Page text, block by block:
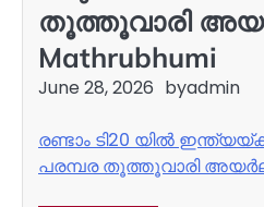
തൂത്തൂവാരി
Mathrubhumi
June 28, 2026 byadmin
രണ്ടാം ടി20 യിൽ
പരമ്പര തൂത്തൂവാരി